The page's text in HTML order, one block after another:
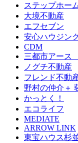
ステップホー
大境不動産
エフセブン
安心ハウジン
CDM
三都市アース
ノグチ不動産
フレンド不動
野村の仲介＋
かっとく！
エコライフ
MEDIATE
ARROW LINK
東宝ハウス杉